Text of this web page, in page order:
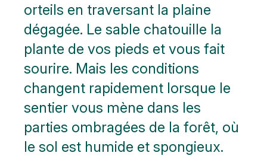
orteils en traversant la plaine
dégagée. Le sable chatouille la
plante de vos pieds et vous fait
sourire. Mais les conditions
changent rapidement lorsque le
sentier vous mène dans les
parties ombragées de la forêt, où
le sol est humide et spongieux.